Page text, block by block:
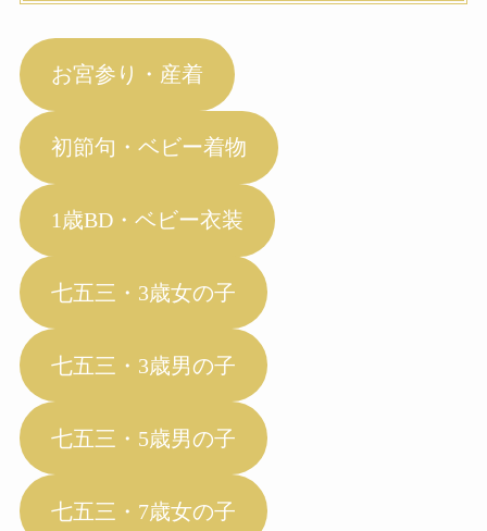
お宮参り・産着
初節句・ベビー着物
1歳BD・ベビー衣装
七五三・3歳女の子
七五三・3歳男の子
七五三・5歳男の子
七五三・7歳女の子